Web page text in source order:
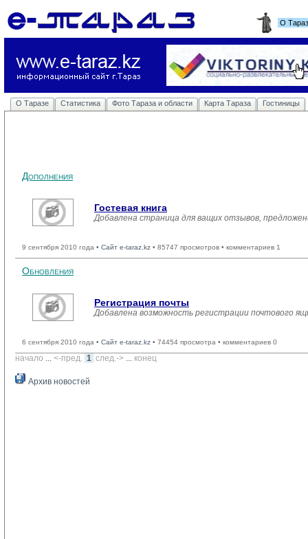
О
О Таразе Статистика Фото Тараза и области Карта Тараза Гостиницы
Дополнения
Гостевая книга
Добавлена страница для ващих отзывов,
9 сентября 2010 года • Сайт e-taraz.kz • 85747 просмотров • комментариев 1
Обновления
Регистрация почты
Добавлена возможность регистрации почтового
6 сентября 2010 года • Сайт e-taraz.kz • 74454 просмотра • комментариев 0
начало ... <-пред. 1 след.-> ... конец
Архив новостей